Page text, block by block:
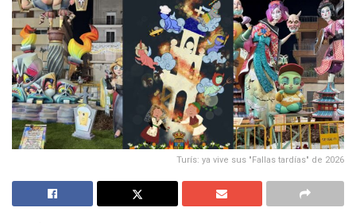
Turís: ya vive sus "Fallas tardías" de 2026